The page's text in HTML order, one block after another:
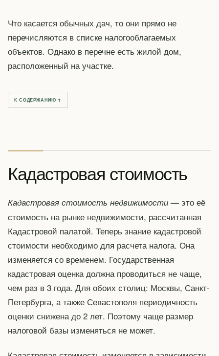
Что касается обычных дач, то они прямо не
перечисляются в списке налогооблагаемых
объектов. Однако в перечне есть жилой дом,
расположенный на участке.
К СОДЕРЖАНИЮ ↑
Кадастровая стоимость
Кадастровая стоимость недвижимости — это её
стоимость на рынке недвижимости, рассчитанная
Кадастровой палатой. Теперь знание кадастровой
стоимости необходимо для расчета налога. Она
изменяется со временем. Государственная
кадастровая оценка должна проводиться не чаще,
чем раз в 3 года. Для обоих столиц: Москвы, Санкт-
Петербурга, а также Севастополя периодичность
оценки снижена до 2 лет. Поэтому чаще размер
налоговой базы изменяться не может.